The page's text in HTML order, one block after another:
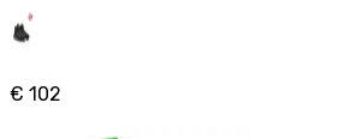
€ 102